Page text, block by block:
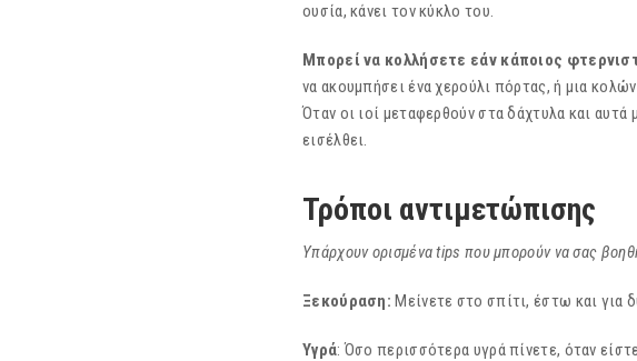
ουσία, κάνει τον κύκλο του.
Μπορεί να κολλήσετε εάν κάποιος
να ακουμπήσει ένα χερούλι πόρτας, ή μια
Όταν οι ιοί μεταφερθούν στα δάχτυλα και
εισέλθει.
Τρόποι αντιμετώπισης
Υπάρχουν ορισμέναtips που μπορούν να σας
Ξεκούραση:Μείνετε στο σπίτι, έστω και για
Υγρά: Όσο περισσότερα υγρά πίνετε, όταν